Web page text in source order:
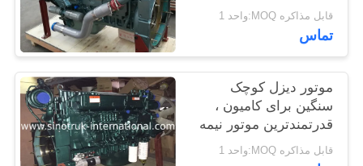
سیاست
حفظ
حریم
خصوصی
انتشار استاندارد
قابل مذاکره MOQ:واحد 1
تماس
موتور دیزل کوچک
سنگین برای کامیون ،
قدرتمندترین موتور نیمه
کامیون دیزل
قابل مذاکره MOQ:واحد 1